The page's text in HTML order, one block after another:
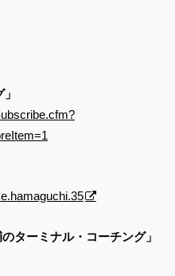
ターミナル・コーチング」